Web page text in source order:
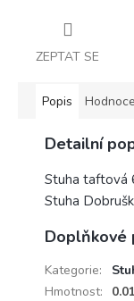
ZEPTAT SE
Popis
Detailní
Stuha taftová
Stuha
Doplňkové
Kategorie:
Hmotnost: